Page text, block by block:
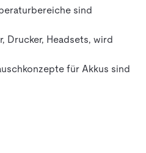
sind
Drucker, Headsets, wird
für Akkus sind